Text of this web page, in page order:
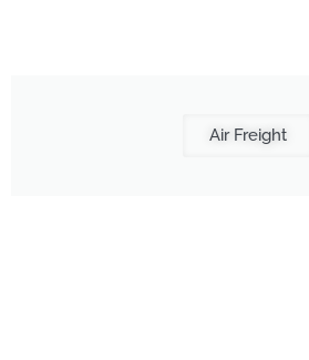
Air Freight